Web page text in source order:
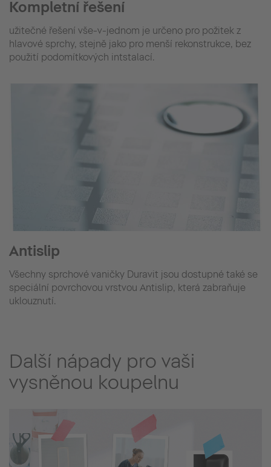
Kompletní řešení
užitečné řešení vše-v-jednom je určeno pro požitek z
hlavové sprchy, stejně jako pro menší rekonstrukce, bez
použití podomítkových intstalací.
Antislip
Všechny sprchové vaničky Duravit jsou dostupné také se
speciální povrchovou vrstvou Antislip, která zabraňuje
uklouznutí.
Další nápady pro vaši
vysněnou koupelnu